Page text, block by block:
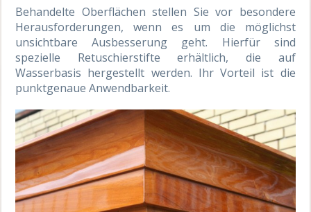
Behandelte Oberflächen stellen Sie vor besondere
Herausforderungen, wenn es um die möglichst
unsichtbare Ausbesserung geht. Hierfür sind
spezielle Retuschierstifte erhältlich, die auf
Wasserbasis hergestellt werden. Ihr Vorteil ist die
punktgenaue Anwendbarkeit.